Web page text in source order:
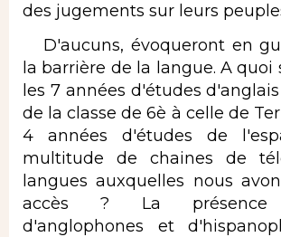
des jugements sur leurs
D'aucuns, évoqueront en
la barrière de la langue. A quoi
les 7 années d'études
de la classe de 6è à celle de
4 années d'études de
multitude de chaines de
langues auxquelles nous
accès ? La présence
d'anglophones et